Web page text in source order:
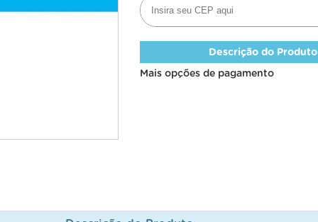
Descrição do Produto
Mais opções de pagamento